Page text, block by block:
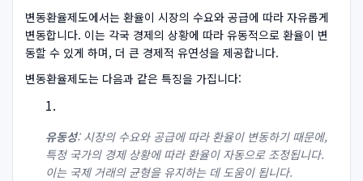
변동환율제도에서는 환율이 시장의 수요와 공급에 따라 자유롭게
변동합니다. 이는 각국 경제의 상황에 따라 유동적으로 환율이 변
동할 수 있게 하며, 더 큰 경제적 유연성을 제공합니다.
변동환율제도는 다음과 같은 특징을 가집니다:
유동성: 시장의 수요와 공급에 따라 환율이 변동하기 때문에,
특정 국가의 경제 상황에 따라 환율이 자동으로 조정됩니다.
이는 국제 거래의 균형을 유지하는 데 도움이 됩니다.